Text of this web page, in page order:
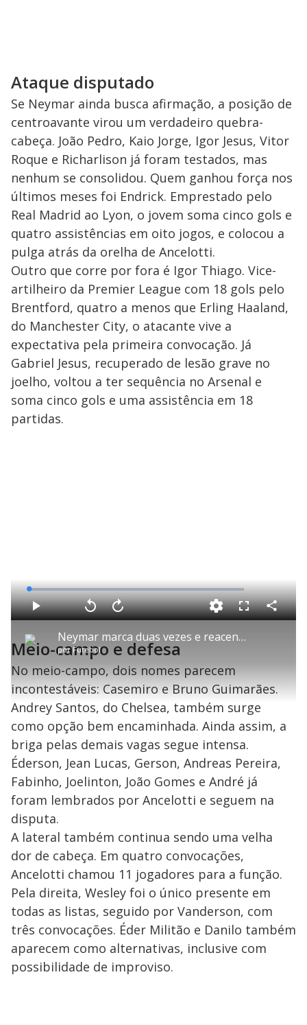
Ataque disputado
Se Neymar ainda busca afirmação, a posição de
centroavante virou um verdadeiro quebra-
cabeça. João Pedro, Kaio Jorge, Igor Jesus, Vitor
Roque e Richarlison já foram testados, mas
nenhum se consolidou. Quem ganhou força nos
últimos meses foi Endrick. Emprestado pelo
Real Madrid ao Lyon, o jovem soma cinco gols e
quatro assistências em oito jogos, e colocou a
pulga atrás da orelha de Ancelotti.
Outro que corre por fora é Igor Thiago. Vice-
artilheiro da Premier League com 18 gols pelo
Brentford, quatro a menos que Erling Haaland,
do Manchester City, o atacante vive a
expectativa pela primeira convocação. Já
Gabriel Jesus, recuperado de lesão grave no
joelho, voltou a ter sequência no Arsenal e
soma cinco gols e uma assistência em 18
partidas.
P
l
a
y
V
i
d
e
o
Neymar marca duas vezes e reacende discussão sobre convocação para a Copa do Mundo
porFutebol
P V
t
a
r
1
s
e
g
u
d
o
A
n
ç
a
r
0
e
g
n
d
M
d
o
L
o
a
d
e
:
1
.
0
%
F
l
C
o
r
Meio-campo e defesa
No meio-campo, dois nomes parecem
incontestáveis: Casemiro e Bruno Guimarães.
Andrey Santos, do Chelsea, também surge
como opção bem encaminhada. Ainda assim, a
briga pelas demais vagas segue intensa.
Éderson, Jean Lucas, Gerson, Andreas Pereira,
Fabinho, Joelinton, João Gomes e André já
foram lembrados por Ancelotti e seguem na
disputa.
A lateral também continua sendo uma velha
dor de cabeça. Em quatro convocações,
Ancelotti chamou 11 jogadores para a função.
Pela direita, Wesley foi o único presente em
todas as listas, seguido por Vanderson, com
três convocações. Éder Militão e Danilo também
aparecem como alternativas, inclusive com
possibilidade de improviso.